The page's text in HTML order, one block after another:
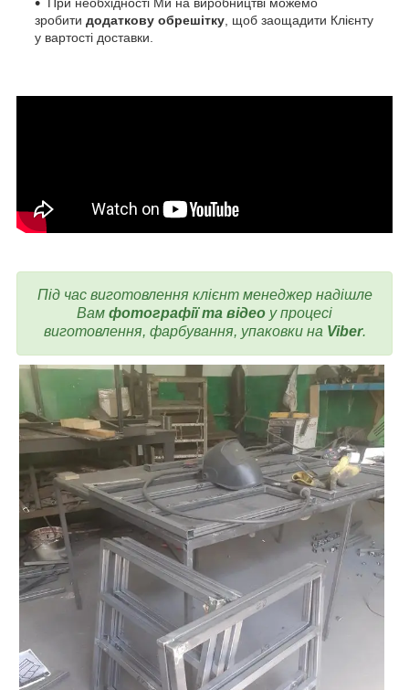
При необхідності Ми на виробництві можемо
зробити додаткову обрешітку, щоб заощадити Клієнту
у вартості доставки.
Під час виготовлення клієнт менеджер надішле
Вам фотографії та відео у процесі
виготовлення, фарбування, упаковки на Viber.